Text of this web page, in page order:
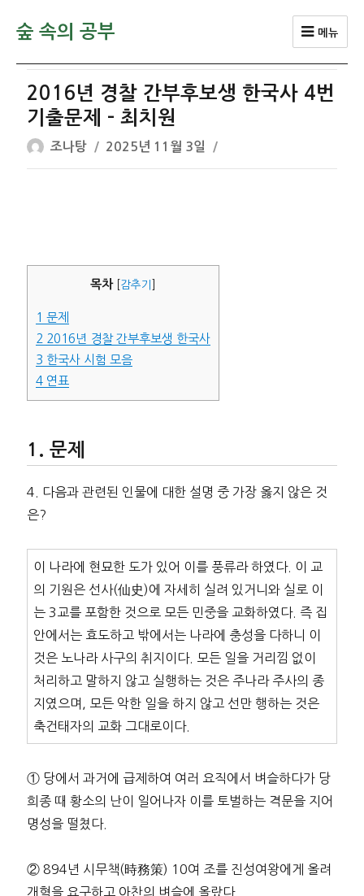
숲 속의 공부 메뉴
2016년 경찰 간부후보생 한국사 4번
기출문제 – 최치원
글
쓴
조나탕
작
성
2025년 11월 3일
목차 감추기
1 문제
2 2016년 경찰 간부후보생 한국사
3 한국사 시험 모음
4연표
문제
4. 다음과 관련된 인물에 대한 설명 중 가장 옳지 않은 것
은?
이 나라에 현묘한 도가 있어 이를 풍류라 하였다. 이 교
의 기원은 선사(仙史)에 자세히 실려 있거니와 실로 이
는 3교를 포함한 것으로 모든 민중을 교화하였다. 즉 집
안에서는 효도하고 밖에서는 나라에 충성을 다하니 이
것은 노나라 사구의 취지이다. 모든 일을 거리낌 없이
처리하고 말하지 않고 실행하는 것은 주나라 주사의 종
지였으며, 모든 악한 일을 하지 않고 선만 행하는 것은
축건태자의 교화 그대로이다.
① 당에서 과거에 급제하여 여러 요직에서 벼슬하다가 당
희종 때 황소의 난이 일어나자 이를 토벌하는 격문을 지어
명성을 떨쳤다.
② 894년 시무책(時務策) 10여 조를 진성여왕에게 올려
개혁을 요구하고 아찬의 벼슬에 올랐다.